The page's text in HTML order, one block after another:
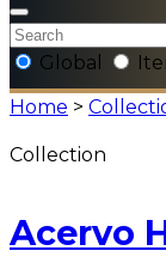
Global
Home >
Collection
Acervo